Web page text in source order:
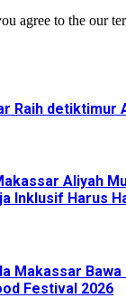
agree to the our
Raih detiktimur
Aliyah
Inklusif Harus
Makassar
Festival 2026